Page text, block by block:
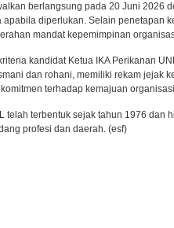
berlangsung pada 20 Juni 2026
diperlukan. Selain penetapan
mandat kepemimpinan
kandidat Ketua IKA Perikanan
dan rohani, memiliki rekam jejak
terhadap kemajuan
telah terbentuk sejak tahun 1976 dan
profesi dan daerah. (esf)